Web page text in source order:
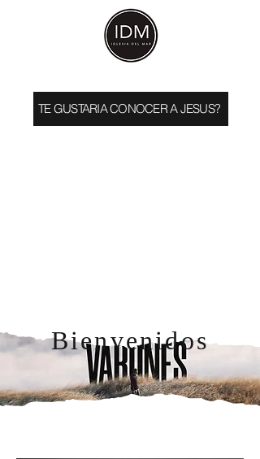
TE GUSTARIA CONOCER A JESUS?
Bienvenidos